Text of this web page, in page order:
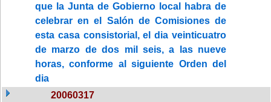
que la Junta de Gobierno local habra de
celebrar en el Salón de Comisiones de
esta casa consistorial, el dia veinticuatro
de marzo de dos mil seis, a las nueve
horas, conforme al siguiente Orden del
dia
20060317